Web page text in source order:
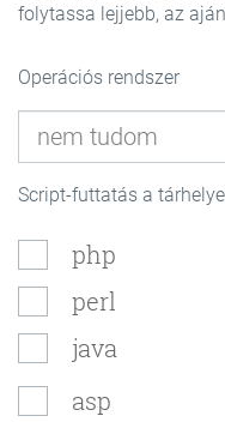
folytassa lejjebb, az
Operációs rendszer
Script-futtatás a
php
perl
java
asp